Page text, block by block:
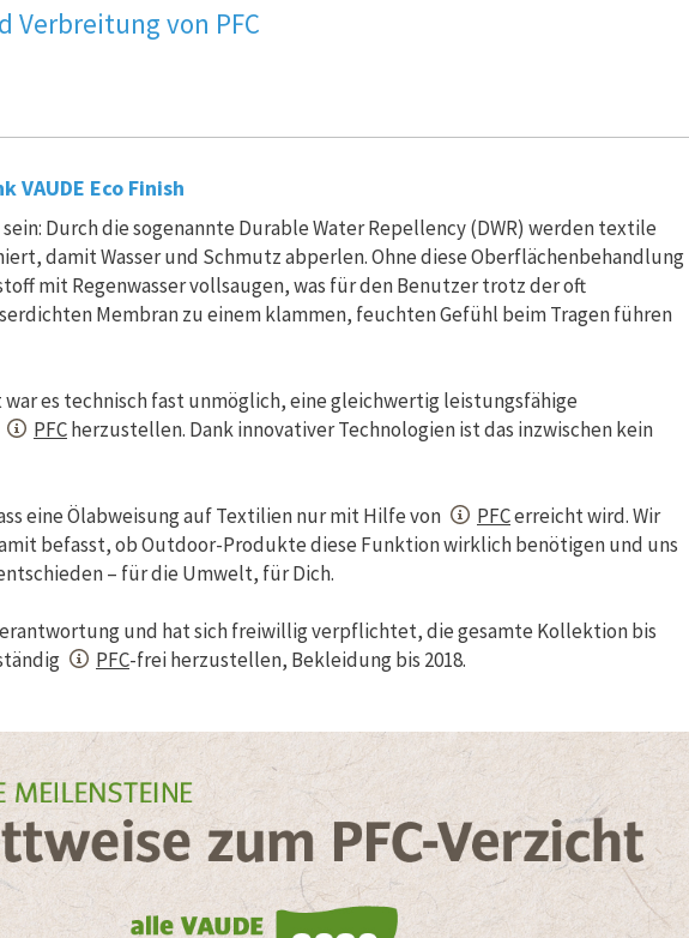
Verbreitung von PFC
VAUDE Eco Finish
Durch die sogenannte Durable Water Repellency (DWR) werden textile
damit Wasser und Schmutz abperlen. Ohne diese Oberflächenbehandlung
mit Regenwasser vollsaugen, was für den Benutzer trotz der oft
Membran zu einem klammen, feuchten Gefühl beim Tragen führen
war es technisch fast unmöglich, eine gleichwertig leistungsfähige
PFCherzustellen. Dank innovativer Technologien ist das inzwischen kein
eine Ölabweisung auf Textilien nur mit Hilfe von PFCerreicht wird. Wir
befasst, ob Outdoor-Produkte diese Funktion wirklich benötigen und uns
– für die Umwelt, für Dich.
und hat sich freiwillig verpflichtet, die gesamte Kollektion bis
PFC-frei herzustellen, Bekleidung bis 2018.